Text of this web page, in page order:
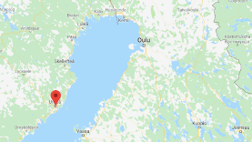
Altrecose
Mondiali calcio 2026